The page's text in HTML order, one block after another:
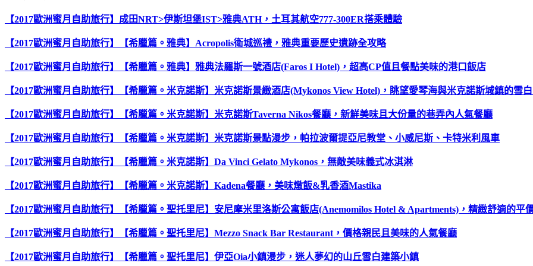
【2017歐洲蜜月自助旅行】成田NRT>伊斯坦堡IST>雅典ATH，土耳其航空777-300ER搭乘體驗
【2017歐洲蜜月自助旅行】【希臘篇。雅典】Acropolis衛城巡禮，雅典重要歷史遺跡全攻略
【2017歐洲蜜月自助旅行】【希臘篇。雅典】雅典法羅斯一號酒店(Faros I Hotel)，超高CP值且餐點美味的港口飯店
【2017歐洲蜜月自助旅行】【希臘篇。米克諾斯】米克諾斯景緻酒店(Mykonos View Hotel)，眺望愛琴海與米克諾斯城鎮的雪
【2017歐洲蜜月自助旅行】【希臘篇。米克諾斯】米克諾斯Taverna Nikos餐廳，新鮮美味且大份量的巷弄內人氣餐廳
【2017歐洲蜜月自助旅行】【希臘篇。米克諾斯】米克諾斯景點漫步，帕拉波爾提亞尼教堂、小威尼斯、卡特米利風車
【2017歐洲蜜月自助旅行】【希臘篇。米克諾斯】Da Vinci Gelato Mykonos，無敵美味義式冰淇淋
【2017歐洲蜜月自助旅行】【希臘篇。米克諾斯】Kadena餐廳，美味燉飯&乳香酒Mastika
【2017歐洲蜜月自助旅行】【希臘篇。聖托里尼】安尼摩米里洛斯公寓飯店(Anemomilos Hotel & Apartments)，精緻舒適的平
【2017歐洲蜜月自助旅行】【希臘篇。聖托里尼】Mezzo Snack Bar Restaurant，價格親民且美味的人氣餐廳
【2017歐洲蜜月自助旅行】【希臘篇。聖托里尼】伊亞Oia小鎮漫步，迷人夢幻的山丘雪白建築小鎮